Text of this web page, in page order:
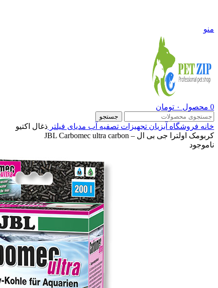
منو
0 محصول ۰ تومان
جستجو
خانه فروشگاه آبزیان تجهیزات تصفیه آب مدیای فیلتر ذغال اکتیو
کربومک اولترا جی بی ال – JBL Carbomec ultra carbon
ناموجود